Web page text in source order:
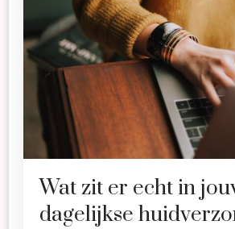
Wat zit er echt in
dagelijkse